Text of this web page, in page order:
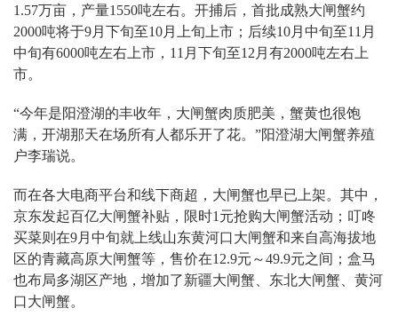
1.57万亩，产量1550吨左右。开捕后，首批成熟大闸蟹约
2000吨将于9月下旬至10月上旬上市；后续10月中旬至11月
中旬有6000吨左右上市，11月下旬至12月有2000吨左右上
市。
“今年是阳澄湖的丰收年，大闸蟹肉质肥美，蟹黄也很饱
满，开湖那天在场所有人都乐开了花。”阳澄湖大闸蟹养殖
户李瑞说。
而在各大电商平台和线下商超，大闸蟹也早已上架。其中，
京东发起百亿大闸蟹补贴，限时1元抢购大闸蟹活动；叮咚
买菜则在9月中旬就上线山东黄河口大闸蟹和来自高海拔地
区的青藏高原大闸蟹等，售价在12.9元～49.9元之间；盒马
也布局多湖区产地，增加了新疆大闸蟹、东北大闸蟹、黄河
口大闸蟹。